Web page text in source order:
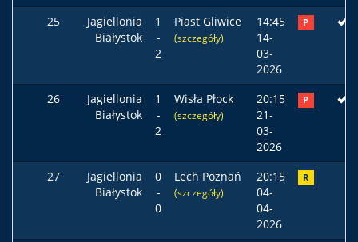
25
Jagiellonia
Białystok
1
-
2
Piast Gliwice
(szczegóły)
14:45
14-
03-
2026
P
26
Jagiellonia
Białystok
1
-
2
Wisła Płock
(szczegóły)
20:15
21-
03-
2026
P
27
Jagiellonia
Białystok
0
-
0
Lech Poznań
(szczegóły)
20:15
04-
04-
2026
R